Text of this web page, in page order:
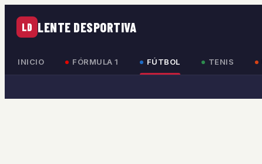
LD LENTE DESPORTIVA
INICIO FÓRMULA 1 FÚTBOL TENIS